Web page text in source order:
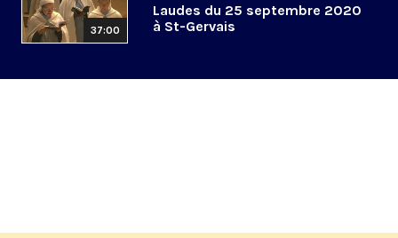
37:00
Laudes du 25 septembre 2020
à St-Gervais